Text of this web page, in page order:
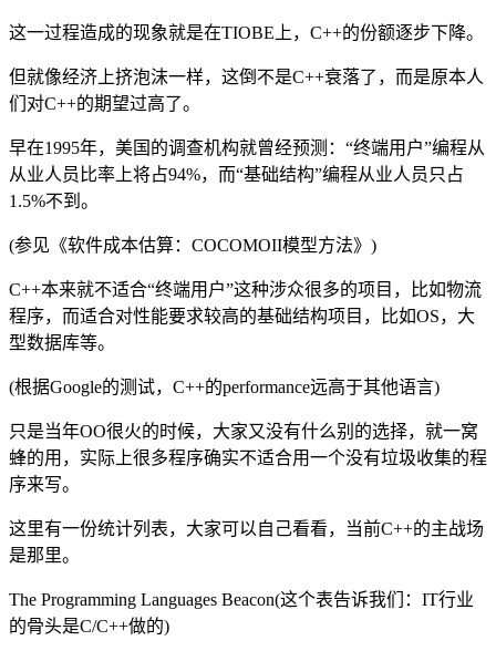
这一过程造成的现象就是在TIOBE上，C++的份额逐步下降。
但就像经济上挤泡沫一样，这倒不是C++衰落了，而是原本人
们对C++的期望过高了。
早在1995年，美国的调查机构就曾经预测：“终端用户”编程从
从业人员比率上将占94%，而“基础结构”编程从业人员只占
1.5%不到。
(参见《软件成本估算：COCOMOII模型方法》)
C++本来就不适合“终端用户”这种涉众很多的项目，比如物流
程序，而适合对性能要求较高的基础结构项目，比如OS，大
型数据库等。
(根据Google的测试，C++的performance远高于其他语言)
只是当年OO很火的时候，大家又没有什么别的选择，就一窝
蜂的用，实际上很多程序确实不适合用一个没有垃圾收集的程
序来写。
这里有一份统计列表，大家可以自己看看，当前C++的主战场
是那里。
The Programming Languages Beacon(这个表告诉我们：IT行业
的骨头是C/C++做的)